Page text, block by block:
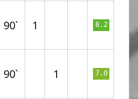
90` 1 8.2
90` 1 7.0